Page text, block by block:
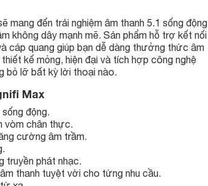
mang đến trải nghiệm âm thanh 5.1 sống động
không dây mạnh mẽ. Sản phẩm hỗ trợ kết nối
cáp quang giúp bạn dễ dàng thưởng thức âm
kế mỏng, hiện đại và tích hợp công nghệ
bỏ lỡ bất kỳ lời thoại nào.
Max
động.
vòm chân thực.
cường âm trầm.
truyền phát nhạc.
thanh tuyệt vời cho từng nhu cầu.